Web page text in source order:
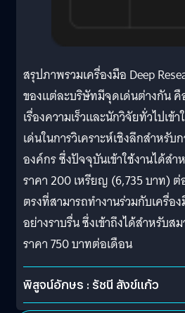
สรุปภาพรวมเครื่องมือ Deep
ของแต่ละบริษัทมีจุดเด่นต่างกัน คื
เรื่องความเร็วและนักวิจัยทั่วไปเข้
เด่นในการวิเคราะห์เชิงลึกสำหรับ
องค์กร ซึ่งปัจจุบันเข้าใช้งานได้สำ
ราคา 200 เหรียญ (6,735 บาท)
ตรงที่สามารถทำงานร่วมกับเครื่อ
อย่างราบรื่น ซึ่งเข้าถึงได้สำหรับส
ราคา 750 บาทต่อเดือน
พิสูจน์อักษร : รัชนี สังข์แก้ว